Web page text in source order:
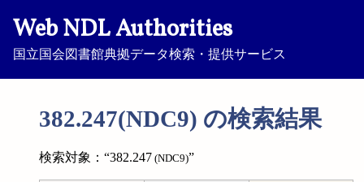
Web NDL Authorities
国立国会図書館典拠データ検索・提供サービス
382.247(NDC9) の検索結果
検索対象：“382.247 (NDC9)”